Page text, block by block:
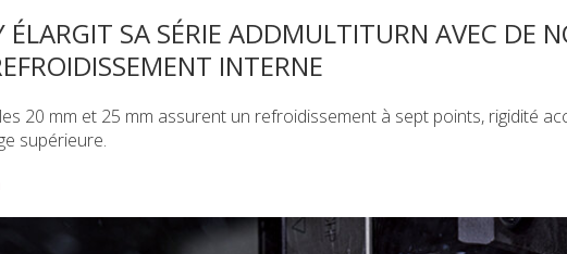
SA SÉRIE ADDMULTITURN AVEC DE
INTERNE
20 mm et 25 mm assurent un refroidissement à sept points, rigidité
supérieure.